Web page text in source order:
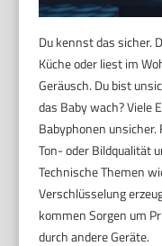
Du kennst das sicher.
Küche oder liest im
Geräusch. Du bist
das Baby wach? Viele
Babyphonen unsicher.
Ton- oder Bildqualität
Technische Themen
Verschlüsselung
kommen Sorgen um
durch andere Geräte.